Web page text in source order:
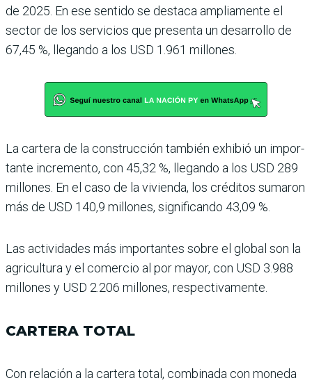
de 2025. En ese sentido se destaca ampliamente el
sec­tor de los servicios que pre­senta un desarrollo de
67,45 %, llegando a los USD 1.961 millones.
La cartera de la construcción también exhibió un impor­
tante incremento, con 45,32 %, llegando a los USD 289
millones. En el caso de la vivienda, los créditos suma­ron
más de USD 140,9 millo­nes, significando 43,09 %.
Las actividades más impor­tantes sobre el global son la
agricultura y el comercio al por mayor, con USD 3.988
millones y USD 2.206 millo­nes, respectivamente.
CARTERA TOTAL
Con relación a la cartera total, combinada con moneda